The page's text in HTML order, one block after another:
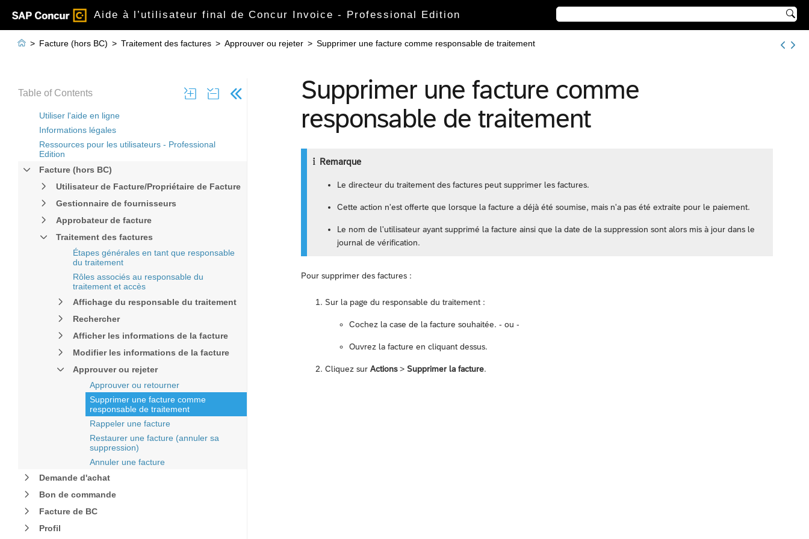
Aide à l’utilisateur final de Concur Invoice - Professional Edition 
Table of Contents
Utiliser l'aide en ligne
Informations légales
Ressources pour les utilisateurs - Professional
Edition
Facture (hors BC)
Utilisateur de Facture/Propriétaire de Facture
Gestionnaire de fournisseurs
Approbateur de facture
Traitement des factures
Étapes générales en tant que responsable
du traitement
Rôles associés au responsable du
traitement et accès
Affichage du responsable du traitement
Rechercher
Afficher les informations de la facture
Modifier les informations de la facture
Approuver ou rejeter
Approuver ou retourner
Supprimer une facture comme
responsable de traitement
Rappeler une facture
Restaurer une facture (annuler sa
suppression)
Annuler une facture
Demande d'achat
Bon de commande
Facture de BC
Profil
 > Facture (hors BC) > Traitement des factures > Approuver ou rejeter > Supprimer une facture comme responsable de traitement
Supprimer une facture comme
responsable de traitement
Remarque
Le directeur du traitement des factures peut supprimer les factures.
Cette action n'est offerte que lorsque la facture a déjà été soumise, mais n'a pas été extraite pour le paiement.
Le nom de l'utilisateur ayant supprimé la facture ainsi que la date de la suppression sont alors mis à jour dans le
journal de vérification.
Pour supprimer des factures :
Sur la page du responsable du traitement :
Cochez la case de la facture souhaitée. - ou -
Ouvrez la facture en cliquant dessus.
Cliquez sur Actions> Supprimer la facture.